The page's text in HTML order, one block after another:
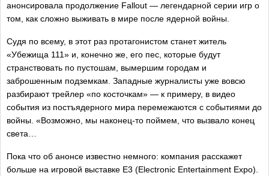
анонсировала продолжение Fallout — легендарной серии игр о
том, как сложно выживать в мире после ядерной войны.
Судя по всему, в этот раз протагонистом станет житель
«Убежища 111» и, конечно же, его пес, которые будут
странствовать по пустошам, вымершим городам и
заброшенным подземкам. Западные журналисты уже вовсю
разбирают трейлер «по косточкам» — к примеру, в видео
события из постъядерного мира перемежаются с событиями до
войны. «Возможно, мы наконец-то поймем, что вызвало конец
света…
Пока что об анонсе известно немного: компания расскажет
больше на игровой выставке Е3 (Electronic Entertainment Expo).